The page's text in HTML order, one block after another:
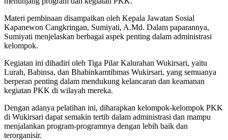
Materi pembinaan disampaikan oleh Kepala Jawatan Sosial
Kapanewon Cangkringan, Sumiyati, A.Md. Dalam paparannya,
Sumiyati menjelaskan berbagai aspek penting dalam administrasi
kelompok.
Kegiatan ini dihadiri oleh Tiga Pilar Kalurahan Wukirsari, yaitu
Lurah, Babinsa, dan Bhabinkamtibmas Wukirsari, yang semuanya
berperan penting dalam mendukung kelancaran dan keamanan
kegiatan PKK di wilayah mereka.
Dengan adanya pelatihan ini, diharapkan kelompok-kelompok PKK
di Wukirsari dapat semakin tertib dalam administrasi dan mampu
menjalankan program-programnya dengan lebih baik dan
terorganisir.